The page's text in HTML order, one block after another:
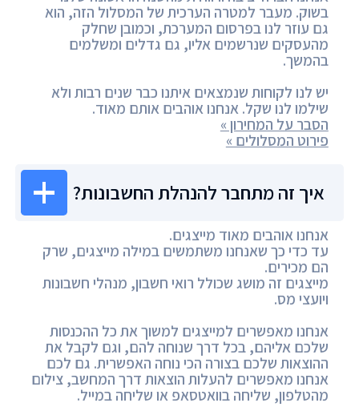
בשוק. מעבר למטרה הערכית של המסלול הזה, הוא
גם עוזר לנו בפרסום המערכת, וכמובן שחלק
מהעסקים שנרשמים אליו, גם גדלים ומשלמים
בהמשך.
יש לנו לקוחות שנמצאים איתנו כבר שנים רבות ולא
שילמו לנו שקל. אנחנו אוהבים אותם מאוד.
הסבר על המחירון »
פירוט המסלולים »
איך זה מתחבר להנהלת החשבונות?
אנחנו אוהבים מאוד מייצגים.
עד כדי כך שאנחנו משתמשים במילה מייצגים, שרק
הם מכירים.
מייצגים זה מושג שכולל רואי חשבון, מנהלי חשבונות
ויועצי מס.
אנחנו מאפשרים למייצגים למשוך את כל ההכנסות
שלכם אליהם, בכל דרך שנוחה להם, וגם לקבל את
ההוצאות שלכם בצורה הכי נוחה האפשרית. גם לכם
אנחנו מאפשרים להעלות הוצאות דרך המחשב, צילום
מהטלפון, שליחה בוואטסאפ או שליחה במייל.